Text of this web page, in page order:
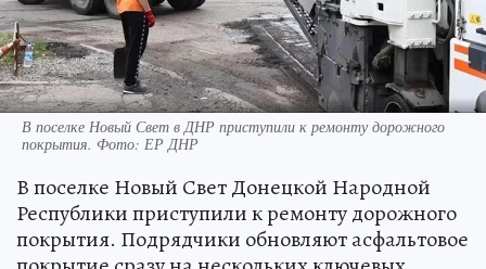
В поселке Новый Свет в ДНР приступили к ремонту дорожного
покрытия. Фото: ЕР ДНР
В поселке Новый Свет Донецкой Народной
Республики приступили к ремонту дорожного
покрытия. Подрядчики обновляют асфальтовое